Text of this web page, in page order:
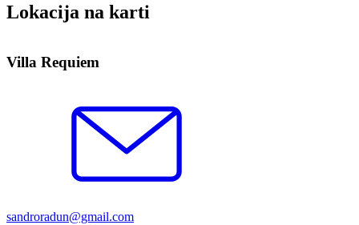
Lokacija na karti
+
Villa Requiem
sandroradun@gmail.com